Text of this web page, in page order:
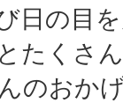
日の目
たくさ
のおか